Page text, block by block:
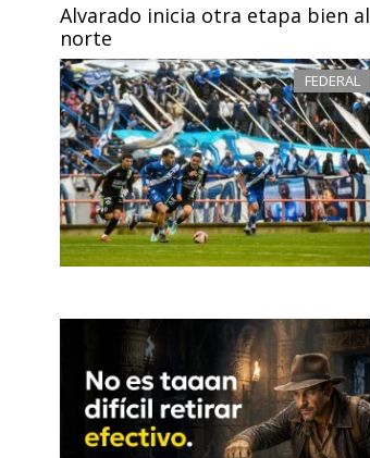
Alvarado inicia otra etapa bien al
norte
FEDERAL